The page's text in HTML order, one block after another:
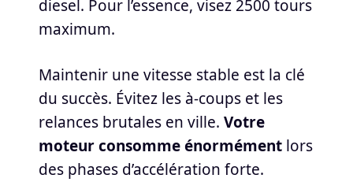
diesel. Pour l’essence, visez 2500 tours
maximum.
Maintenir une vitesse stable est la clé
du succès. Évitez les à-coups et les
relances brutales en ville. Votre
moteur consomme énormémentlors
des phases d’accélération forte.